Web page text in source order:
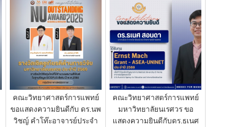
คณะวิทยาศาสตร์การแพทย์
ขอแสดงความยินดีกับ ดร.นพ
วิชญ์ คำโท๊ะอาจารย์ประจำ
คณะวิทยาศาสตร์การแพทย์
มหาวิทยาลัยนเรศวร ขอ
แสดงความยินดีกับดร.ธเนศ